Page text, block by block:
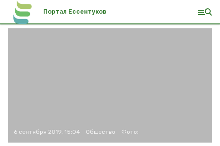
Портал Ессентуков
6 сентября 2019, 15:04 Общество Фото: